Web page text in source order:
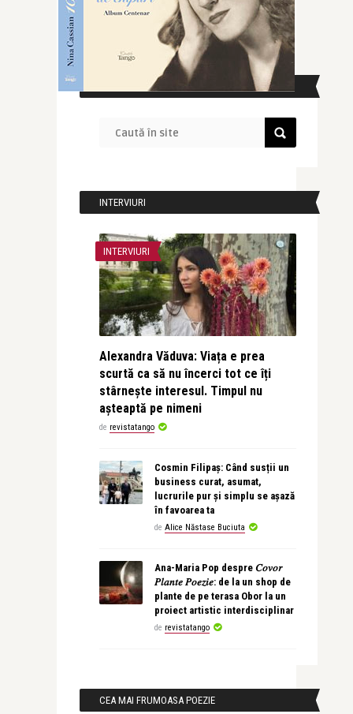
CAUTĂ ÎN SITE
INTERVIURI
INTERVIURI
Alexandra Văduva: Viața e prea
scurtă ca să nu încerci tot ce îți
stârnește interesul. Timpul nu
așteaptă pe nimeni
de revistatango
Cosmin Filipaș: Când susții un
business curat, asumat,
lucrurile pur și simplu se așază
în favoarea ta
de Alice Năstase Buciuta
Ana-Maria Pop despre 𝐶𝑜𝑣𝑜𝑟
𝑃𝑙𝑎𝑛𝑡𝑒 𝑃𝑜𝑒𝑧𝑖𝑒: de la un shop de
plante de pe terasa Obor la un
proiect artistic interdisciplinar
de revistatango
CEA MAI FRUMOASA POEZIE